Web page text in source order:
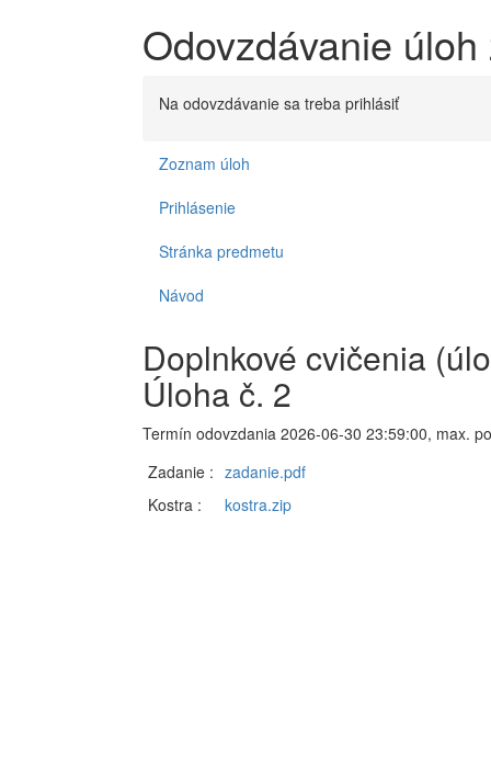
Odovzdávanie
Na odovzdávanie sa treba prihlásiť
Zoznam úloh
Prihlásenie
Stránka predmetu
Návod
Doplnkové cvičenia
Úloha č. 2
Termín odovzdania 2026-06-30 23:59:00, max.
Zadanie : zadanie.pdf
Kostra :
kostra.zip